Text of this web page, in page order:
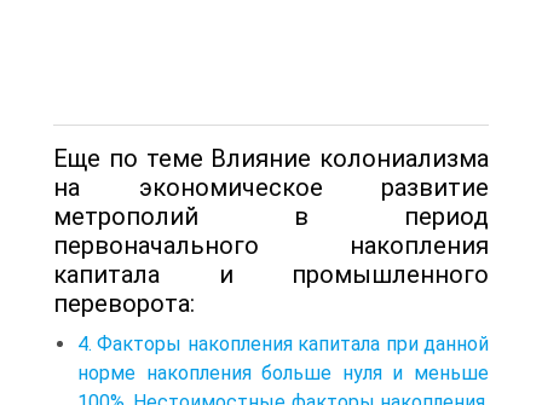
Еще по теме Влияние колониализма
на экономическое развитие
метрополий в период
первоначального накопления
капитала и промышленного
переворота:
4. Факторы накопления капитала при данной
норме накопления больше нуля и меньше